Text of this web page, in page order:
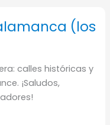
(los
calles históricas y
¡Saludos,